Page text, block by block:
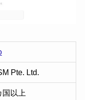
Pte. Ltd.
国以上